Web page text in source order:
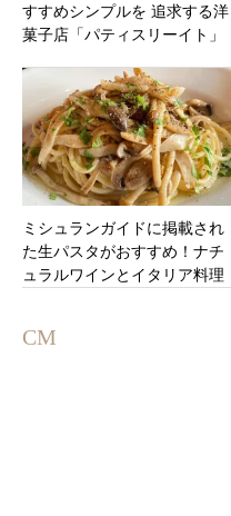
すすめシンプルを 追求する洋
菓子店「パティスリーイト」
ミシュランガイドに掲載され
た生パスタがおすすめ！ナチ
ュラルワインとイタリア料理
CM